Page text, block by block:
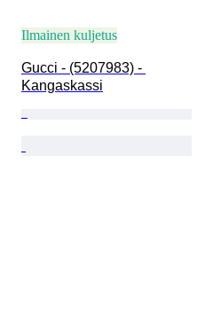
Ilmainen kuljetus
Gucci - (5207983) -
Kangaskassi